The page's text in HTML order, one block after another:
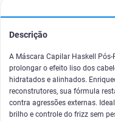
Descrição
A Máscara Capilar Haskell
prolongar o efeito liso dos
hidratados e alinhados.
reconstrutores, sua fórmula
contra agressões externas.
brilho e controle do frizz sem